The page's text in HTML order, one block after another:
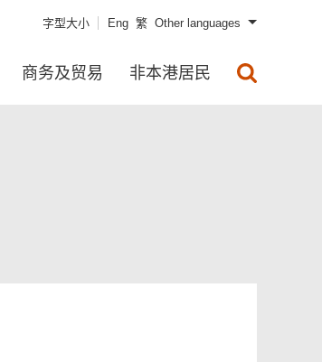
字型大小 Eng 繁 Other languages
商务及贸易 非本港居民